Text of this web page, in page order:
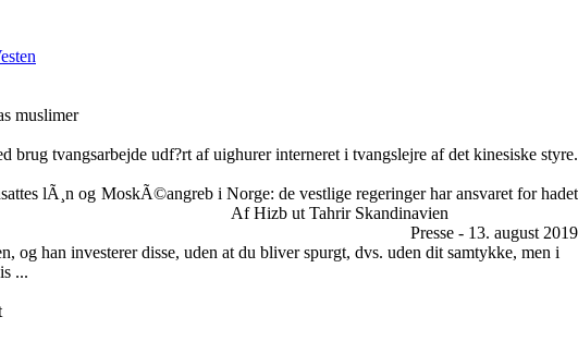
muslimer
tvangsarbejde udf?rt af uighurer interneret i tvangslejre af det kinesiske styre.
MoskÃ©angreb i Norge: de vestlige regeringer har ansvaret for hadet
Af Hizb ut Tahrir Skandinavien
Presse - 13. august 2019
lÃ¸n og
han investerer disse, uden at du bliver spurgt, dvs. uden dit samtykke, men i
...